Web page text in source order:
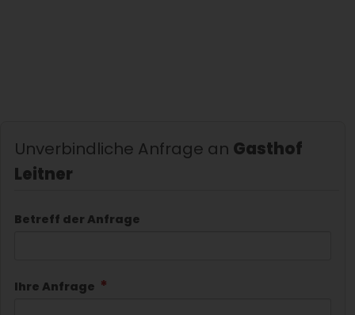
Unverbindliche Anfrage an Gasthof
Leitner
Betreff der Anfrage
Ihre Anfrage